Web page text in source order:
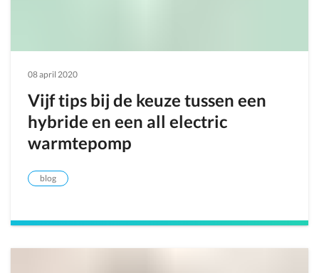
08 april 2020
Vijf tips bij de keuze tussen een
hybride en een all electric
warmtepomp
blog